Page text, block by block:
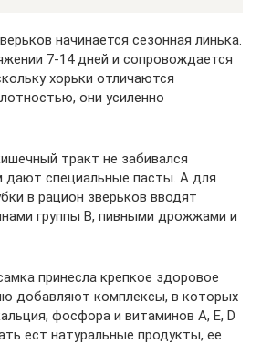
начинается сезонная линька.
7-14 дней и сопровождается
хорьки отличаются
они усиленно
тракт не забивался
специальные пасты. А для
в рацион зверьков вводят
группы B, пивными дрожжами и
принесла крепкое здоровое
добавляют комплексы, в которых
фосфора и витаминов A, E, D
ест натуральные продукты, ее